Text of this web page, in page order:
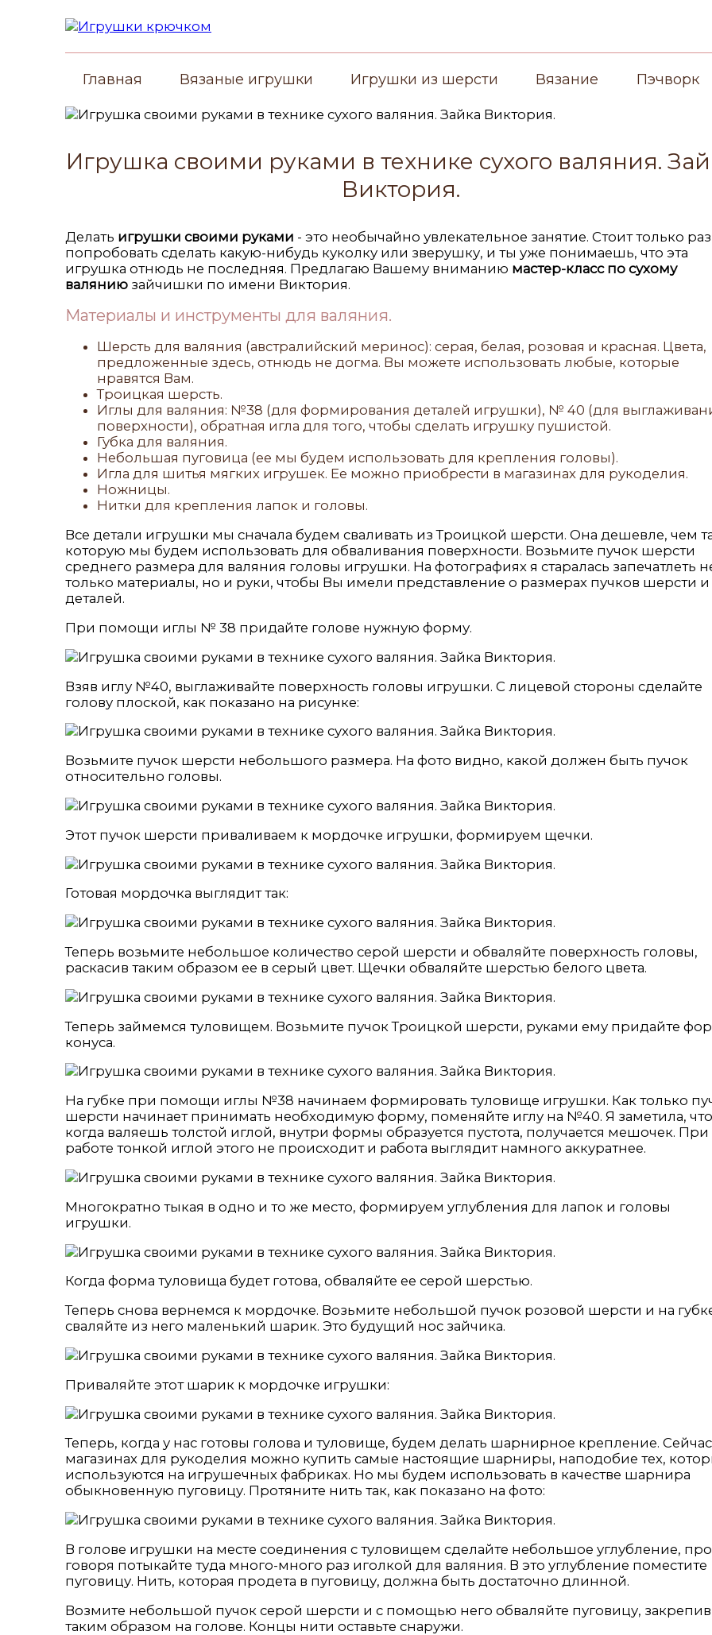
Главная Вязаные игрушки Игрушки из шерсти Вязание Пэчворк
Игрушка своими руками в технике сухого валяния.
Виктория.
Делать игрушки своими руками - это необычайно увлекательное занятие. Стоит только раз
попробовать сделать какую-нибудь куколку или зверушку, и ты уже понимаешь, что эта
игрушка отнюдь не последняя. Предлагаю Вашему вниманию мастер-класс по сухому
валянию зайчишки по имени Виктория.
Материалы и инструменты для валяния.
Шерсть для валяния (австралийский меринос): серая, белая, розовая и красная. Цвета,
предложенные здесь, отнюдь не догма. Вы можете использовать любые, которые
нравятся Вам.
Троицкая шерсть.
Иглы для валяния: №38 (для формирования деталей игрушки), № 40 (для
поверхности), обратная игла для того, чтобы сделать игрушку пушистой.
Губка для валяния.
Небольшая пуговица (ее мы будем использовать для крепления головы).
Игла для шитья мягких игрушек. Ее можно приобрести в магазинах для рукоделия.
Ножницы.
Нитки для крепления лапок и головы.
Все детали игрушки мы сначала будем сваливать из Троицкой шерсти. Она дешевле, чем
которую мы будем использовать для обваливания поверхности. Возьмите пучок шерсти
среднего размера для валяния головы игрушки. На фотографиях я старалась запечатлеть
только материалы, но и руки, чтобы Вы имели представление о размерах пучков шерсти и
деталей.
При помощи иглы № 38 придайте голове нужную форму.
Взяв иглу №40, выглаживайте поверхность головы игрушки. С лицевой стороны сделайте
голову плоской, как показано на рисунке:
Возьмите пучок шерсти небольшого размера. На фото видно, какой должен быть пучок
относительно головы.
Этот пучок шерсти приваливаем к мордочке игрушки, формируем щечки.
Готовая мордочка выглядит так:
Теперь возьмите небольшое количество серой шерсти и обваляйте поверхность головы,
раскасив таким образом ее в серый цвет. Щечки обваляйте шерстью белого цвета.
Теперь займемся туловищем. Возьмите пучок Троицкой шерсти, руками ему придайте
конуса.
На губке при помощи иглы №38 начинаем формировать туловище игрушки. Как только
шерсти начинает принимать необходимую форму, поменяйте иглу на №40. Я заметила, что
когда валяешь толстой иглой, внутри формы образуется пустота, получается мешочек. При
работе тонкой иглой этого не происходит и работа выглядит намного аккуратнее.
Многократно тыкая в одно и то же место, формируем углубления для лапок и головы
игрушки.
Когда форма туловища будет готова, обваляйте ее серой шерстью.
Теперь снова вернемся к мордочке. Возьмите небольшой пучок розовой шерсти и на
сваляйте из него маленький шарик. Это будущий нос зайчика.
Приваляйте этот шарик к мордочке игрушки:
Теперь, когда у нас готовы голова и туловище, будем делать шарнирное крепление.
магазинах для рукоделия можно купить самые настоящие шарниры, наподобие тех,
используются на игрушечных фабриках. Но мы будем использовать в качестве шарнира
обыкновенную пуговицу. Протяните нить так, как показано на фото:
В голове игрушки на месте соединения с туловищем сделайте небольшое углубление,
говоря потыкайте туда много-много раз иголкой для валяния. В это углубление поместите
пуговицу. Нить, которая продета в пуговицу, должна быть достаточно длинной.
Возмите небольшой пучок серой шерсти и с помощью него обваляйте пуговицу, закрепив
таким образом на голове. Концы нити оставьте снаружи.